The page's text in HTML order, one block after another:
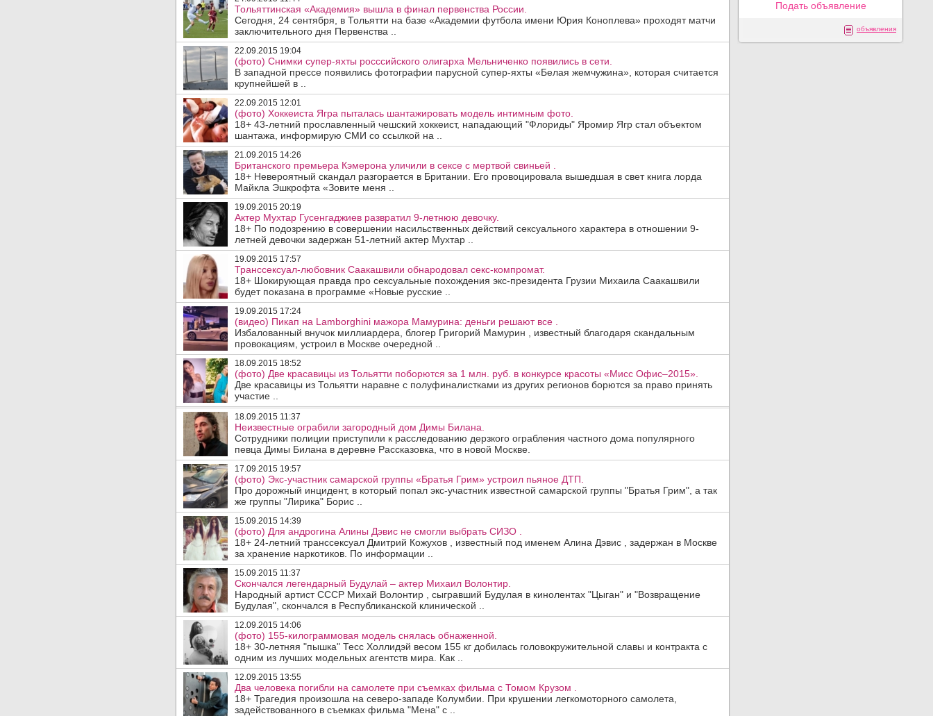
Тольяттинская «Академия» вышла в финал первенства России.
Сегодня, 24 сентября, в Тольятти на базе «Академии футбола имени Юрия Коноплева» проходят матчи
заключительного дня Первенства ..
22.09.2015 19:04
(фото) Снимки супер-яхты росссийского олигарха Мельниченко появились в сети.
В западной прессе появились фотографии парусной супер-яхты «Белая жемчужина», которая считается
крупнейшей в ..
22.09.2015 12:01
(фото) Хоккеиста Ягра пыталась шантажировать модель интимным фото.
18+ 43-летний прославленный чешский хоккеист, нападающий "Флориды" Яромир Ягр стал объектом
шантажа, информирую СМИ со ссылкой на ..
21.09.2015 14:26
Британского премьера Кэмерона уличили в сексе с мертвой свиньей .
18+ Невероятный скандал разгорается в Британии. Его провоцировала вышедшая в свет книга лорда
Майкла Эшкрофта «Зовите меня ..
19.09.2015 20:19
Актер Мухтар Гусенгаджиев развратил 9-летнюю девочку.
18+ По подозрению в совершении насильственных действий сексуального характера в отношении 9-
летней девочки задержан 51-летний актер Мухтар ..
19.09.2015 17:57
Транссексуал-любовник Саакашвили обнародовал секс-компромат.
18+ Шокирующая правда про сексуальные похождения экс-президента Грузии Михаила Саакашвили
будет показана в программе «Новые русские ..
19.09.2015 17:24
(видео) Пикап на Lamborghini мажора Мамурина: деньги решают все .
Избалованный внучок миллиардера, блогер Григорий Мамурин , известный благодаря скандальным
провокациям, устроил в Москве очередной ..
18.09.2015 18:52
(фото) Две красавицы из Тольятти поборются за 1 млн. руб. в конкурсе красоты «Мисс Офис–2015».
Две красавицы из Тольятти наравне с полуфиналистками из других регионов борются за право принять
участие ..
18.09.2015 11:37
Неизвестные ограбили загородный дом Димы Билана.
Сотрудники полиции приступили к расследованию дерзкого ограбления частного дома популярного
певца Димы Билана в деревне Рассказовка, что в новой Москве.
17.09.2015 19:57
(фото) Экс-участник самарской группы «Братья Грим» устроил пьяное ДТП.
Про дорожный инцидент, в который попал экс-участник известной самарской группы "Братья Грим", а так
же группы "Лирика" Борис ..
15.09.2015 14:39
(фото) Для андрогина Алины Дэвис не смогли выбрать СИЗО .
18+ 24-летний транссексуал Дмитрий Кожухов , известный под именем Алина Дэвис , задержан в Москве
за хранение наркотиков. По информации ..
15.09.2015 11:37
Скончался легендарный Будулай – актер Михаил Волонтир.
Народный артист СССР Михай Волонтир , сыгравший Будулая в кинолентах "Цыган" и "Возвращение
Будулая", скончался в Республиканской клинической ..
12.09.2015 14:06
(фото) 155-килограммовая модель снялась обнаженной.
18+ 30-летняя "пышка" Тесс Холлидэй весом 155 кг добилась головокружительной славы и контракта с
одним из лучших модельных агентств мира. Как ..
12.09.2015 13:55
Два человека погибли на самолете при съемках фильма с Томом Крузом .
18+ Трагедия произошла на северо-западе Колумбии. При крушении легкомоторного самолета,
задействованного в съемках фильма "Мена" с ..
Подать объявление
объявления